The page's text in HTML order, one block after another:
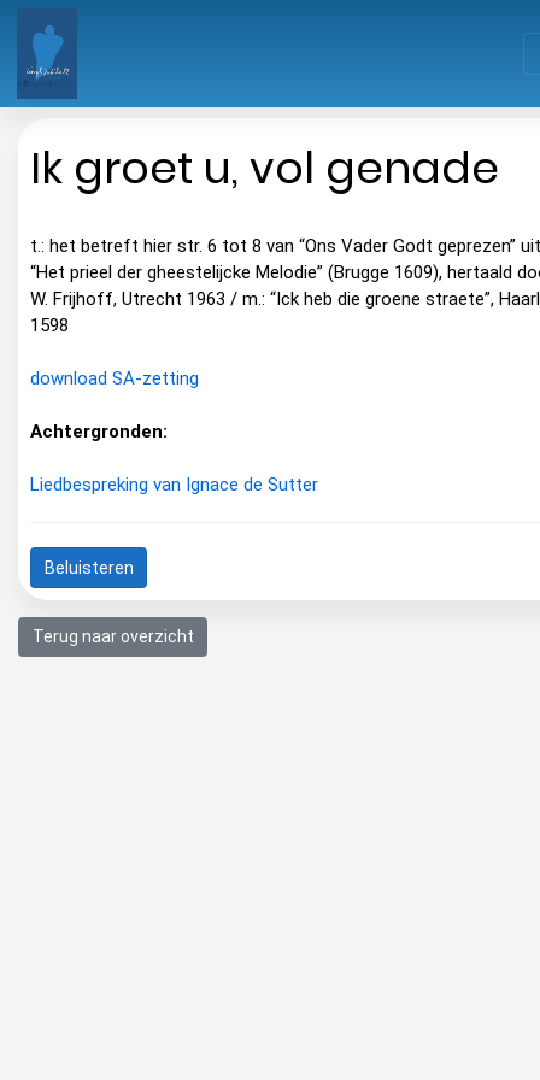
Ik groet u, vol genade
t.: het betreft hier str. 6 tot 8 van “Ons Vader Godt geprezen” uit
“Het prieel der gheestelijcke Melodie” (Brugge 1609), hertaald
W. Frijhoff, Utrecht 1963 / m.: “Ick heb die groene straete”,
1598
download SA-zetting
Achtergronden:
Liedbespreking van Ignace de Sutter
Beluisteren
Terug naar overzicht